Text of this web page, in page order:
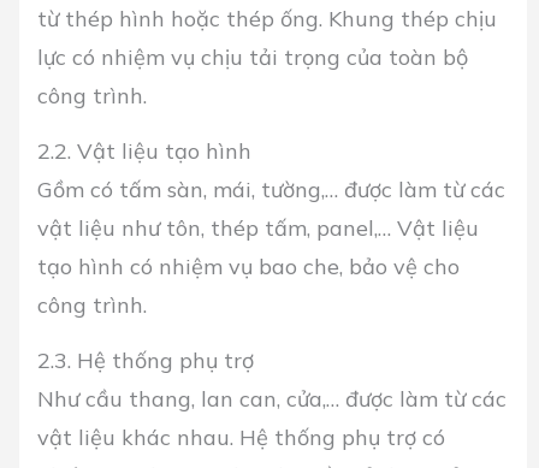
từ thép hình hoặc thép ống. Khung thép chịu
lực có nhiệm vụ chịu tải trọng của toàn bộ
công trình.
2.2. Vật liệu tạo hình
Gồm có tấm sàn, mái, tường,… được làm từ các
vật liệu như tôn, thép tấm, panel,… Vật liệu
tạo hình có nhiệm vụ bao che, bảo vệ cho
công trình.
2.3. Hệ thống phụ trợ
Như cầu thang, lan can, cửa,… được làm từ các
vật liệu khác nhau. Hệ thống phụ trợ có